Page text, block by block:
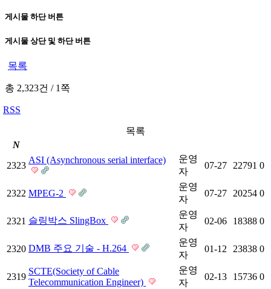
게시물 하단 버튼
게시물 상단 및 하단 버튼
목록
총 2,323건 /1쪽
RSS
목록
N
2323
ASI (Asynchronous serial interface)
운영
자
07-27 22791 0
2322 MPEG-2
운영
자
07-27 20254 0
2321 슬링박스 SlingBox
운영
자
02-06 18388 0
2320 DMB 주요 기술 - H.264
운영
자
01-12 23838 0
2319
SCTE(Society of Cable
Telecommunication Engineer)
운영
자
02-13 15736 0